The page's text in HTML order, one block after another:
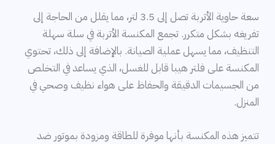
سعة حاوية الأتربة تصل إلى 3.5 لتر، مما يقلل من الحاجة إلى
تفريغه بشكل متكرر. تجمع المكنسة الأتربة في سلة سهلة
التنظيف، مما يسهل عملية الصيانة. بالإضافة إلى ذلك، تحتوي
المكنسة على فلتر هيبا قابل للغسل، الذي يساعد في التخلص
من الجسيمات الدقيقة والحفاظ على هواء نظيف وصحي في
المنزل.
تتميز هذه المكنسة بأنها موفرة للطاقة ومزودة بموتور ضد